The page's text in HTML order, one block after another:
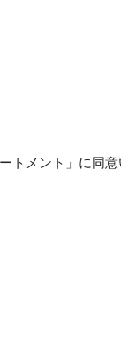
トメント」に同意